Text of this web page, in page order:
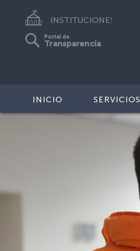
INSTITUCIONES
Portal de
Transparencia
INICIO SERVICIOS